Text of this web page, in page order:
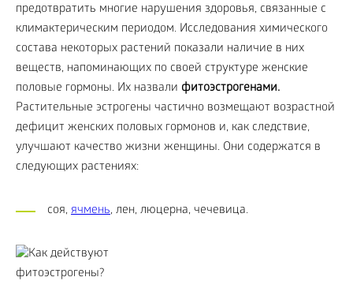
предотвратить многие нарушения здоровья, связанные с
климактерическим периодом. Исследования химического
состава некоторых растений показали наличие в них
веществ, напоминающих по своей структуре женские
половые гормоны. Их назвали фитоэстрогенами.
Растительные эстрогены частично возмещают возрастной
дефицит женских половых гормонов и, как следствие,
улучшают качество жизни женщины. Они содержатся в
следующих растениях:
соя, ячмень, лен, люцерна, чечевица.